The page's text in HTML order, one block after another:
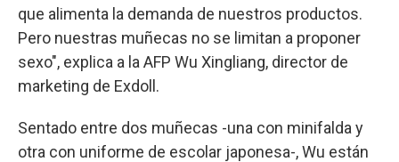
que alimenta la demanda de nuestros productos.
Pero nuestras muñecas no se limitan a proponer
sexo", explica a la AFP Wu Xingliang, director de
marketing de Exdoll.
Sentado entre dos muñecas -una con minifalda y
otra con uniforme de escolar japonesa-, Wu están